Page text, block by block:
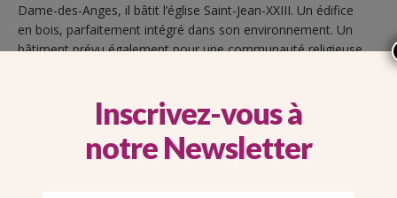
Dame-des-Anges, il bâtit l’église Saint-Jean-XXIII. Un édifice
en bois, parfaitement intégré dans son environnement. Un
bâtiment prévu également pour une communauté religieuse.
Inscrivez-vous à
notre Newsletter